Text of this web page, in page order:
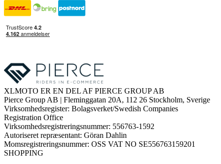
XLMOTO ER EN DEL AF PIERCE GROUP AB
Pierce Group AB | Fleminggatan 20A, 112 26 Stockholm, Sverige
Virksomhedsregister: Bolagsverket/Swedish Companies
Registration Office
Virksomhedsregistreringsnummer: 556763-1592
Autoriseret repræsentant: Göran Dahlin
Momsregistreringsnummer: OSS VAT NO SE556763159201
SHOPPING